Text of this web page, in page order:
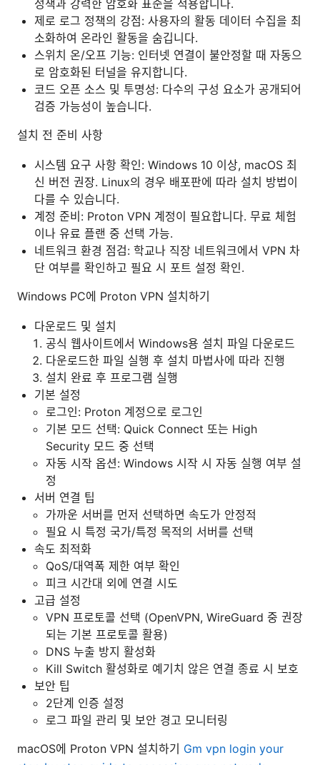
정책과 강력한 암호화 표준을 적용합니다.
제로 로그 정책의 강점: 사용자의 활동 데이터 수집을 최
소화하여 온라인 활동을 숨깁니다.
스위치 온/오프 기능: 인터넷 연결이 불안정할 때 자동으
로 암호화된 터널을 유지합니다.
코드 오픈 소스 및 투명성: 다수의 구성 요소가 공개되어
검증 가능성이 높습니다.
설치 전 준비 사항
시스템 요구 사항 확인: Windows 10 이상, macOS 최
신 버전 권장. Linux의 경우 배포판에 따라 설치 방법이
다를 수 있습니다.
계정 준비: Proton VPN 계정이 필요합니다. 무료 체험
이나 유료 플랜 중 선택 가능.
네트워크 환경 점검: 학교나 직장 네트워크에서 VPN 차
단 여부를 확인하고 필요 시 포트 설정 확인.
Windows PC에 Proton VPN 설치하기
다운로드 및 설치
공식 웹사이트에서 Windows용 설치 파일 다운로드
다운로드한 파일 실행 후 설치 마법사에 따라 진행
설치 완료 후 프로그램 실행
기본 설정
로그인: Proton 계정으로 로그인
기본 모드 선택: Quick Connect 또는 High
Security 모드 중 선택
자동 시작 옵션: Windows 시작 시 자동 실행 여부 설
정
서버 연결 팁
가까운 서버를 먼저 선택하면 속도가 안정적
필요 시 특정 국가/특정 목적의 서버를 선택
속도 최적화
QoS/대역폭 제한 여부 확인
피크 시간대 외에 연결 시도
고급 설정
VPN 프로토콜 선택 (OpenVPN, WireGuard 중 권장
되는 기본 프로토콜 활용)
DNS 누출 방지 활성화
Kill Switch 활성화로 예기치 않은 연결 종료 시 보호
보안 팁
2단계 인증 설정
로그 파일 관리 및 보안 경고 모니터링
macOS에 Proton VPN 설치하기 Gm vpn login your